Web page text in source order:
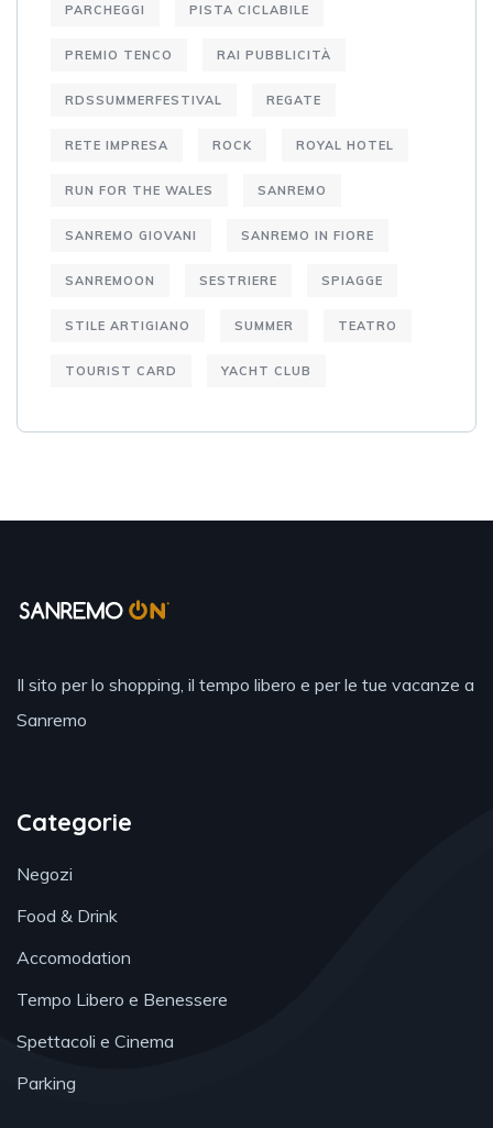
PARCHEGGI PISTA CICLABILE
PREMIO TENCO RAI PUBBLICITÀ
RDSSUMMERFESTIVAL REGATE
RETE IMPRESA ROCK ROYAL HOTEL
RUN FOR THE WALES SANREMO
SANREMO GIOVANI SANREMO IN FIORE
SANREMOON SESTRIERE SPIAGGE
STILE ARTIGIANO SUMMER TEATRO
TOURIST CARD YACHT CLUB
Il sito per lo shopping, il tempo libero e per le tue vacanze a
Sanremo
Categorie
Negozi
Food & Drink
Accomodation
Tempo Libero e Benessere
Spettacoli e Cinema
Parking